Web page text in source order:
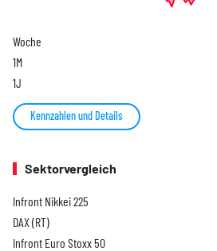
Woche
1M
1J
Kennzahlen und Details
Sektorvergleich
Infront Nikkei 225
DAX (RT)
Infront Euro Stoxx 50